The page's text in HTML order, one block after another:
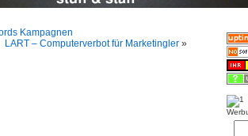
Kampagnen
LART – Computerverbot für Marketingler »